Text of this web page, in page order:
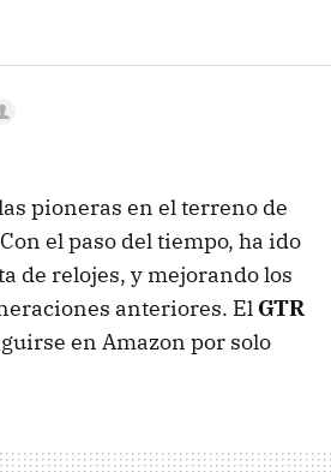
pioneras en el terreno de
el paso del tiempo, ha ido
de relojes, y mejorando los
anteriores. El GTR
en Amazon por solo